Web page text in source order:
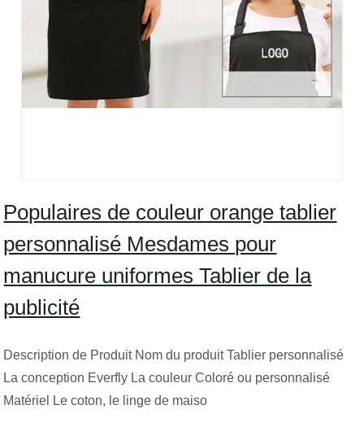
Populaires de couleur orange tablier
personnalisé Mesdames pour
manucure uniformes Tablier de la
publicité
Description de Produit Nom du produit Tablier personnalisé
La conception Everfly La couleur Coloré ou personnalisé
Matériel Le coton, le linge de maiso